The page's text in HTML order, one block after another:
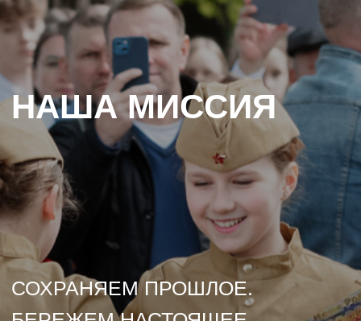
СОХРАНЯЕМ ПРОШЛОЕ.
БЕРЕЖЕМ НАСТОЯЩЕЕ
КАК ВЫ МОЖЕТЕ
ПОМОЧЬ